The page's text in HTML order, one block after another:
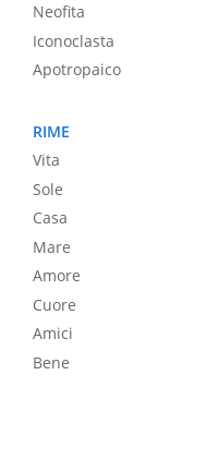
Neofita
Iconoclasta
Apotropaico
RIME
Vita
Sole
Casa
Mare
Amore
Cuore
Amici
Bene